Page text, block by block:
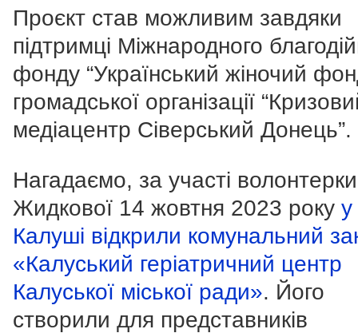
Проєкт став можливим завдяки
підтримці Міжнародного
фонду “Український жіночий
громадської організації
медіацентр Сіверський Донець”.
Нагадаємо, за участі
Жидкової 14 жовтня 2023 року у
Калуші відкрили комунальний
«Калуський геріатричний центр
Калуської міської ради». Його
створили для представників